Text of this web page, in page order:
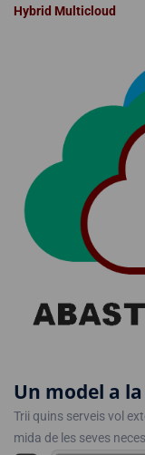
Hybrid Multicloud
Un model a
Trii quins serveis vol
mida de les seves